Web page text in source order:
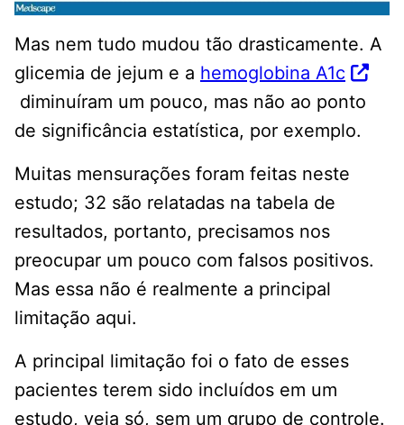
Mas nem tudo mudou tão drasticamente. A
glicemia de jejum e a hemoglobina A1c
diminuíram um pouco, mas não ao ponto
de significância estatística, por exemplo.
Muitas mensurações foram feitas neste
estudo; 32 são relatadas na tabela de
resultados, portanto, precisamos nos
preocupar um pouco com falsos positivos.
Mas essa não é realmente a principal
limitação aqui.
A principal limitação foi o fato de esses
pacientes terem sido incluídos em um
estudo, veja só, sem um grupo de controle.